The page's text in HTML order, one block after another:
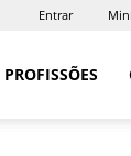
Entrar
PROFISSÕES